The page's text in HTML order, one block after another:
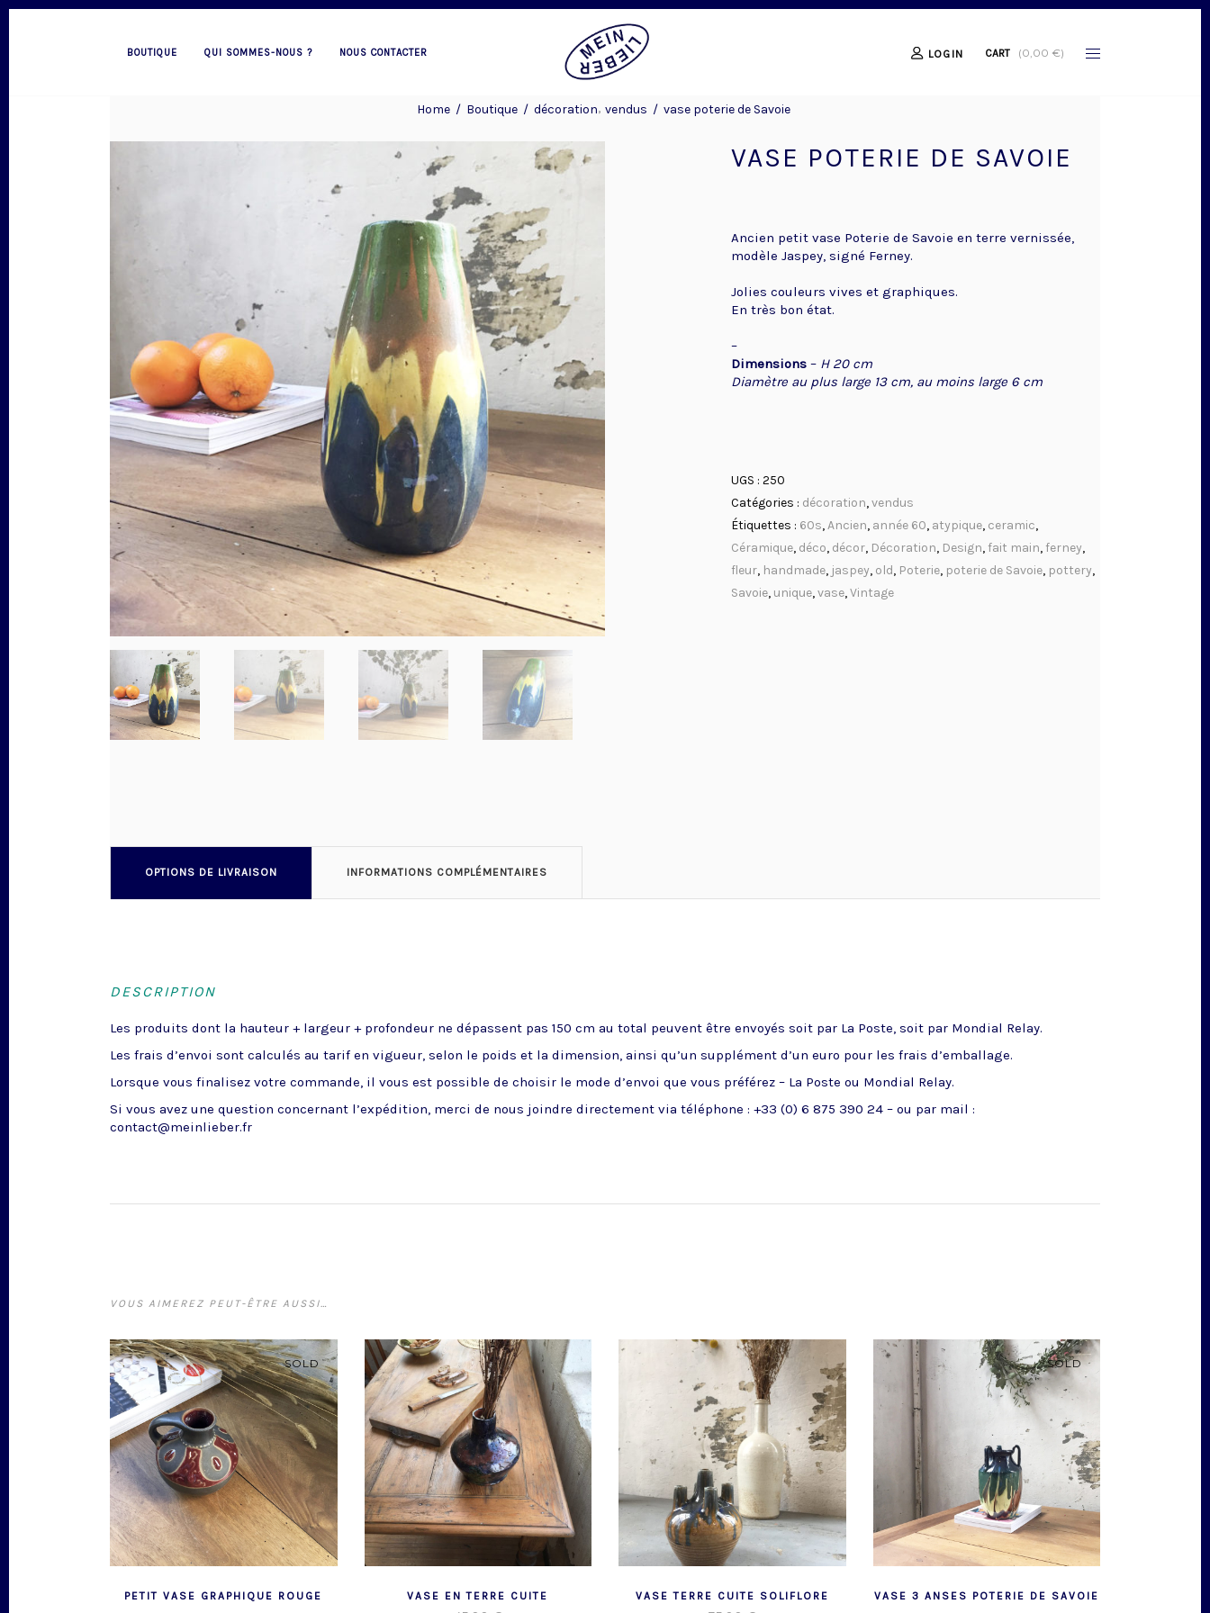
BOUTIQUE QUI SOMMES-NOUS ? NOUS CONTACTER LOGIN CART (0,00 €)
Home / Boutique / décoration, vendus / vase poterie de Savoie
VASE POTERIE DE SAVOIE
Ancien petit vase Poterie de Savoie en terre vernissée,
modèle Jaspey, signé Ferney.
Jolies couleurs vives et graphiques.
En très bon état.
–
Dimensions – H 20 cm
Diamètre au plus large 13 cm, au moins large 6 cm
UGS : 250
Catégories : décoration,vendus
Étiquettes : 60s,Ancien, année 60, atypique, ceramic,
Céramique, déco, décor, Décoration, Design,fait main,ferney,
fleur, handmade, jaspey, old, Poterie, poterie de Savoie, pottery,
Savoie, unique,vase,Vintage
OPTIONS DE LIVRAISON INFORMATIONS COMPLÉMENTAIRES
DESCRIPTION
Les produits dont la hauteur + largeur + profondeur ne dépassent pas 150 cm au total peuvent être envoyés soit par La Poste, soit par Mondial Relay.
Les frais d’envoi sont calculés au tarif en vigueur, selon le poids et la dimension, ainsi qu’un supplément d’un euro pour les frais d’emballage.
Lorsque vous finalisez votre commande, il vous est possible de choisir le mode d’envoi que vous préférez – La Poste ou Mondial Relay.
Si vous avez une question concernant l’expédition, merci de nous joindre directement via téléphone : +33 (0) 6 875 390 24 – ou par mail :
contact@meinlieber.fr
VOUS AIMEREZ PEUT-ÊTRE AUSSI…
SOLD
PETIT VASE GRAPHIQUE ROUGE VASE EN TERRE CUITE VASE TERRE CUITE SOLIFLORE
SOLD
VASE 3 ANSES POTERIE DE SAVOIE